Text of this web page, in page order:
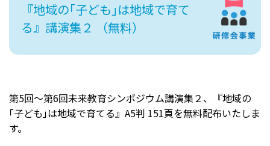
『地域の｢子ども｣は地域で育て
る』講演集２ （無料）
第5回～第6回未来教育シンポジウム講演集２、『地域の
｢子ども｣は地域で育てる』A5判 151頁を無料配布いたしま
す。